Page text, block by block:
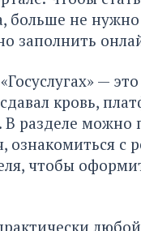
больше не
заполнить
—
кровь,
разделе можно
с
чтобы